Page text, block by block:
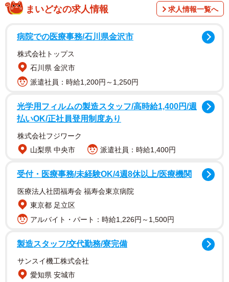
まいどなの求人情報 求人情報一覧へ
病院での医療事務/石川県金沢市
株式会社トップス
石川県 金沢市
派遣社員：時給1,200円～1,250円
光学用フィルムの製造スタッフ/高時給1,400円/週
払いOK/正社員登用制度あり
株式会社フジワーク
山梨県 中央市
派遣社員：時給1,400円
受付・医療事務/未経験OK/4週8休以上/医療機関
医療法人社団福寿会 福寿会東京病院
東京都 足立区
アルバイト・パート：時給1,226円～1,500円
製造スタッフ/交代勤務/寮完備
サンスイ機工株式会社
愛知県 安城市